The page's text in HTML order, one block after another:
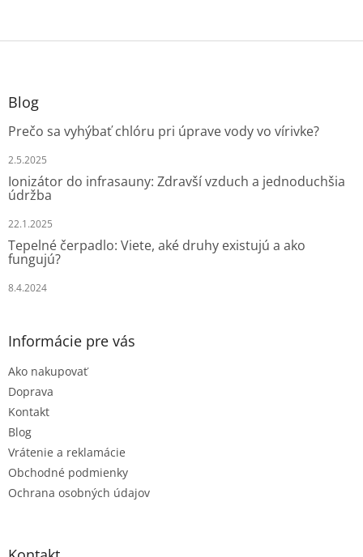
Z
Blog
Prečo sa vyhýbať chlóru pri úprave vody vo vírivke?
2.5.2025
Ionizátor do infrasauny: Zdravší vzduch a jednoduchšia
údržba
22.1.2025
Tepelné čerpadlo: Viete, aké druhy existujú a ako
fungujú?
8.4.2024
Informácie pre vás
Ako nakupovať
Doprava
Kontakt
Blog
Vrátenie a reklamácie
Obchodné podmienky
Ochrana osobných údajov